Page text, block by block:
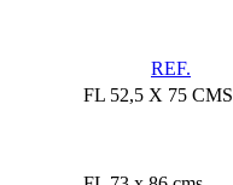
REF.
FL 52,5 X 75 CMS